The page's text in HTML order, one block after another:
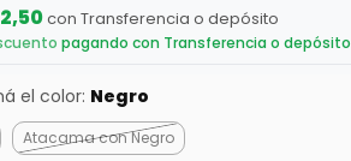
con Transferencia o depósito
pagando con Transferencia o depósito
el color: Negro
Atacama con Negro